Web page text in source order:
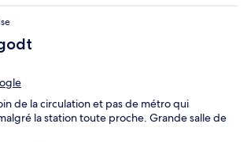
de la circulation et pas de métro qui
la station toute proche. Grande salle de